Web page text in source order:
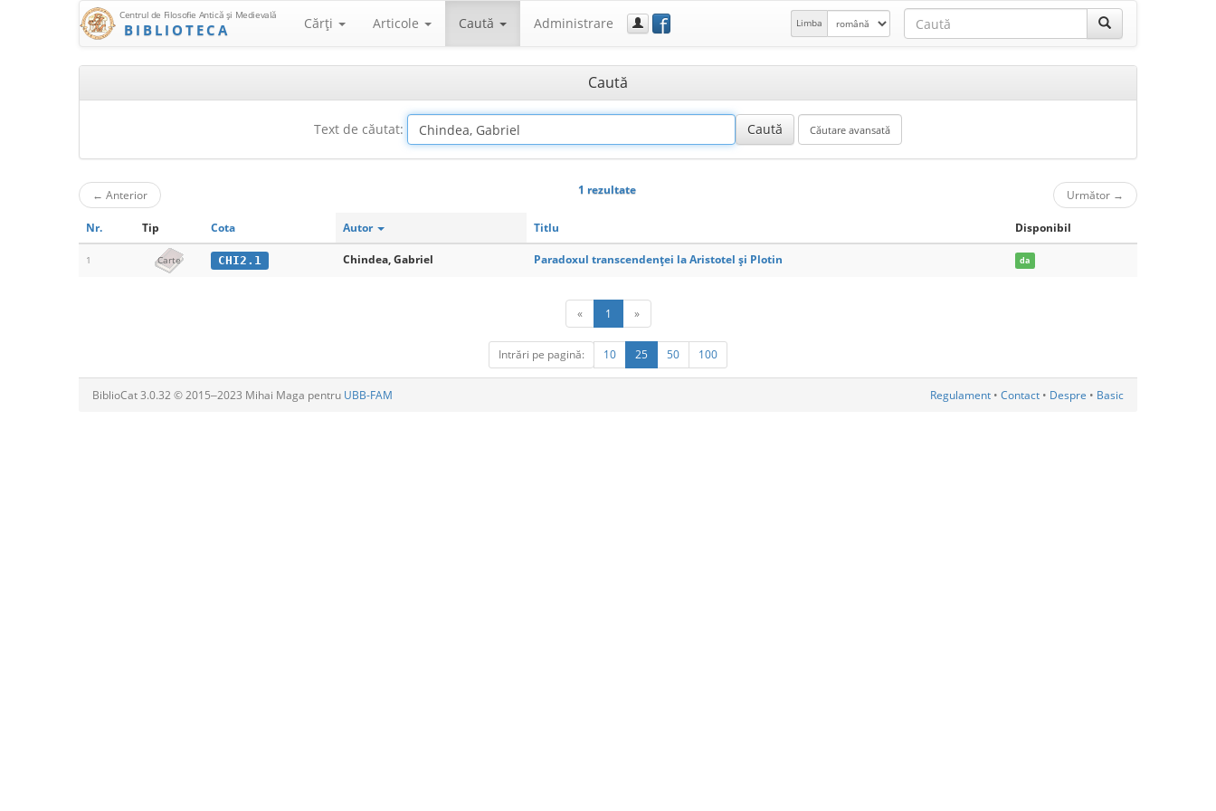
Centrul de Filosofie Antică şi Medievală
BIBLIOTECA Cărţi Articole Caută Administrare f Limba
Caută
Text de căutat:
← Anterior 1 rezultate Următor →
Nr. Tip Cota Autor Titlu Disponibil
1 Carte CHI2.1 Chindea, Gabriel Paradoxul transcendenței la Aristotel și Plotin da
« 1 »
Intrări pe pagină: 10 25 50 100
BiblioCat 3.0.32 © 2015‒2023 Mihai Maga pentru UBB-FAM Regulament • Contact • Despre • Basic